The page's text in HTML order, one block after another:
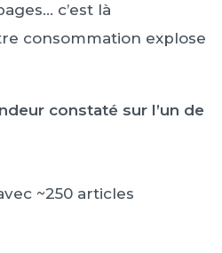
c’est là
consommation explose
constaté sur l’un de
~250 articles